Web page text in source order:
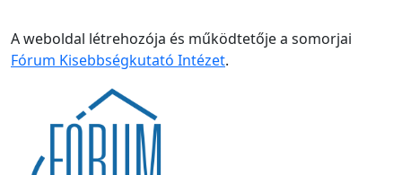
A weboldal létrehozója és működtetője a somorjai
Fórum Kisebbségkutató Intézet.